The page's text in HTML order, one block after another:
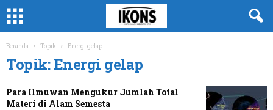
Beranda Topik Energi gelap
Topik: Energi gelap
Para Ilmuwan Mengukur Jumlah Total
Materi di Alam Semesta